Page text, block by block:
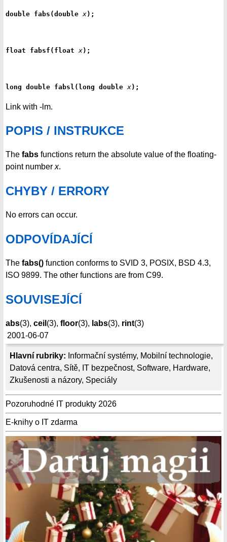
Hlavní rubriky: Informační systémy, Mobilní technologie,
Datová centra, Sítě, IT bezpečnost, Software, Hardware,
Zkušenosti a názory, Speciály
Pozoruhodné IT produkty 2026
E-knihy o IT zdarma
double fabs(double x);
float fabsf(float x);
long double fabsl(long double x);
Link with -lm.
POPIS / INSTRUKCE
The fabs functions return the absolute value of the floating-
point number x.
CHYBY / ERRORY
No errors can occur.
ODPOVÍDAJÍCÍ
The fabs() function conforms to SVID 3, POSIX, BSD 4.3,
ISO 9899. The other functions are from C99.
SOUVISEJÍCÍ
abs(3), ceil (3), floor(3), labs(3), rint(3)
2001-06-07